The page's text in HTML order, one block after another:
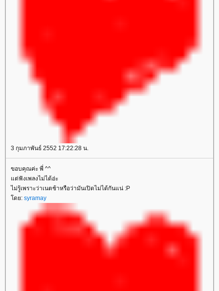
3 กุมภาพันธ์ 2552 17:22:28 น.
ขอบคุณค่ะ พี่ ^^
ต่ฟังเพลงไม่ได้อ่ะ
ไม่รู้เพราะว่าเนตช้าหรือว่ามันเปิดไม่ได้กันแน่ :P
ดย: syramay